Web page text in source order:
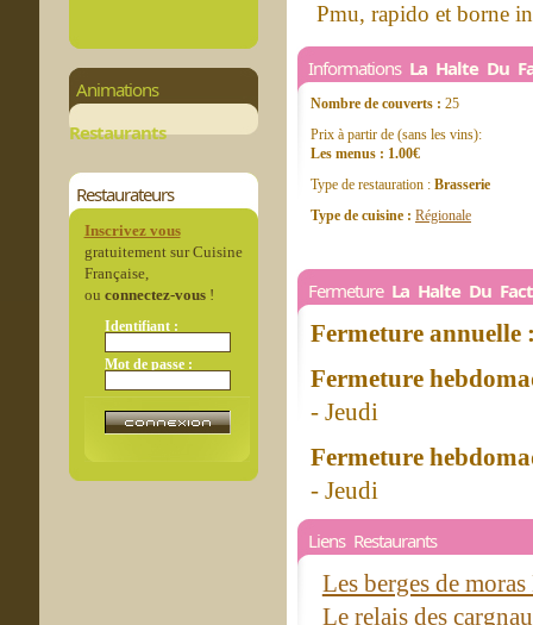
Animations
Restaurants
Restaurateurs
Inscrivez vous
gratuitement sur Cuisine
Française,
ou connectez-vous!
Identifiant :
Mot de passe :
Pmu, rapido et borne
Informations La Halte Du
Nombre de couverts : 25
Prix à partir de (sans les vins):
Les menus : 1.00€
Type de restauration : Brasserie
Type de cuisine : Régionale
Fermeture La Halte Du
Fermeture annuelle
Fermeture
- Jeudi
Fermeture
- Jeudi
Liens Restaurants
Les berges de
Le relais des